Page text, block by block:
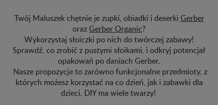
Twój Maluszek chętnie je zupki, obiadki i deserki Gerber
orazGerber Organic?
Wykorzystaj słoiczki po nich do twórczej zabawy!
Sprawdź, co zrobić z pustymi słoikami, i odkryj potencjał
opakowań po daniach Gerber.
Nasze propozycje to zarówno funkcjonalne przedmioty, z
których możesz korzystać na co dzień, jak i zabawki dla
dzieci. DIY ma wiele twarzy!